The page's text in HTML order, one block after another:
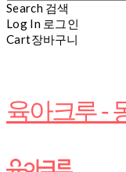
Search 검색
Log In 로그인
Cart장바구니
육아크루 -